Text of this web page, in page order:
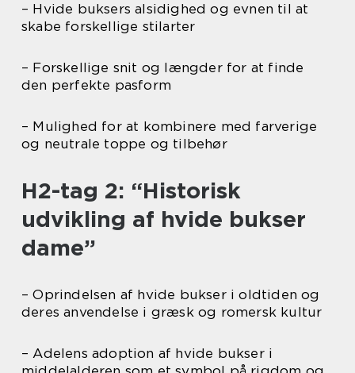
– Hvide buksers alsidighed og evnen til at
skabe forskellige stilarter
– Forskellige snit og længder for at finde
den perfekte pasform
– Mulighed for at kombinere med farverige
og neutrale toppe og tilbehør
H2-tag 2: “Historisk
udvikling af hvide bukser
dame”
– Oprindelsen af hvide bukser i oldtiden og
deres anvendelse i græsk og romersk kultur
– Adelens adoption af hvide bukser i